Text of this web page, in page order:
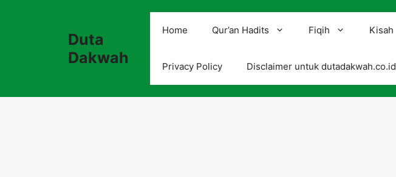
Duta
Dakwah
Home Qur’an Hadits Fiqih Kisah
Privacy Policy Disclaimer untuk dutadakwah.co.id